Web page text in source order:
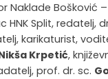
Naklade Bošković
HNK Split, redatelj,
karikaturist,
Krpetić,
prof. dr. sc.